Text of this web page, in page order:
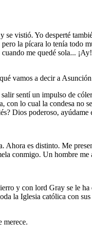
vistió. Yo desperté
la pícara lo tenía
me quedé sola...
vamos a decir a
sentí un impulso de
lo cual la condesa no
Dios poderoso, ayúdame
es distinto. Me
conmigo. Un hombre
y con lord Gray se le
la Iglesia católica con
merece.